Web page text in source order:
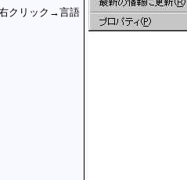
クリック→言語